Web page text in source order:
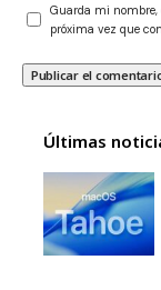
Guarda mi nombre,
próxima vez que
Últimas